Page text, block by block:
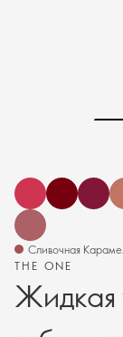
THE ONE
Жидкая
Сливочная